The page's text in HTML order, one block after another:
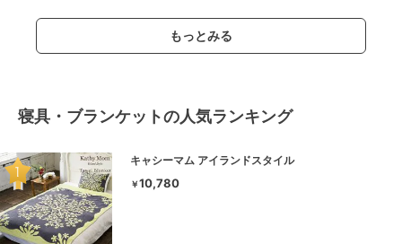
もっとみる
寝具・ブランケットの人気ランキング
キャシーマム アイランドスタイル
￥10,780